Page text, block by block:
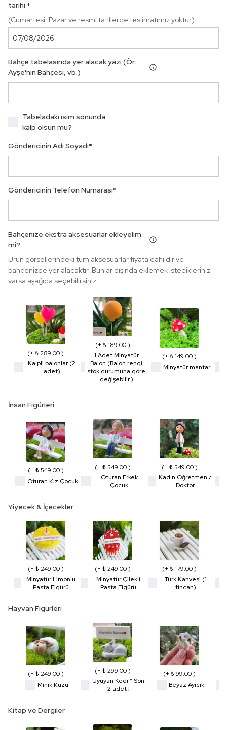
tarihi *
(Cumartesi, Pazar ve resmi tatillerde teslimatımız yoktur)
Bahçe tabelasında yer alacak yazı (Ör:
Ayşe'nin Bahçesi, vb.)
Tabeladaki isim sonunda
kalp olsun mu?
Göndericinin Adı Soyadı*
Göndericinin Telefon Numarası*
Bahçenize ekstra aksesuarlar ekleyelim
mi?
Ürün görsellerindeki tüm aksesuarlar fiyata dahildir ve
bahçenizde yer alacaktır. Bunlar dışında eklemek istedikleriniz
varsa aşağıda seçebilirsiniz
(+ ₺ 289.00 )
Kalpli balonlar (2
adet)
(+ ₺ 189.00 )
1 Adet Minyatür
Balon (Balon rengi
stok durumuna göre
değişebilir.)
(+ ₺ 149.00 )
Minyatür mantar
İnsan Figürleri
(+ ₺ 549.00 )
Oturan Kız Çocuk
(+ ₺ 549.00 )
Oturan Erkek
Çocuk
(+ ₺ 549.00 )
Kadın Öğretmen /
Doktor
Yiyecek & İçecekler
(+ ₺ 249.00 )
Minyatür Limonlu
Pasta Figürü
(+ ₺ 249.00 )
Minyatür Çilekli
Pasta Figürü
(+ ₺ 179.00 )
Türk Kahvesi (1
fincan)
Hayvan Figürleri
(+ ₺ 249.00 )
Minik Kuzu
(+ ₺ 299.00 )
Uyuyan Kedi * Son
2 adet !
(+ ₺ 99.00 )
Beyaz Ayıcık
Kitap ve Dergiler